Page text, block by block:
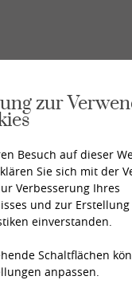
zur
Besuch auf dieser
Sie sich mit der
Verbesserung Ihres
und zur Erstellung
einverstanden.
Schaltflächen
anpassen.